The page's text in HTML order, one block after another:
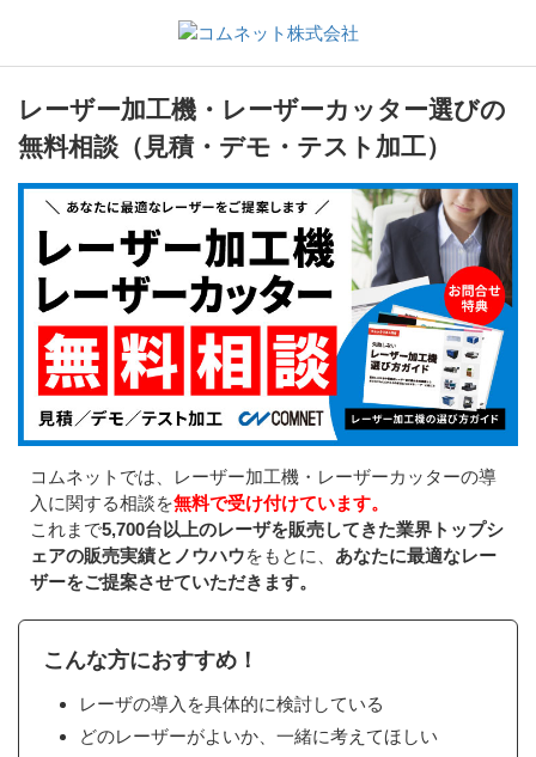
レーザー加工機・レーザーカッター選びの
無料相談（見積・デモ・テスト加工）
コムネットでは、レーザー加工機・レーザーカッターの導
入に関する相談を無料で受け付けています。
これまで5,700台以上のレーザを販売してきた業界トップシ
ェアの販売実績とノウハウをもとに、 あなたに最適なレー
ザーをご提案させていただきます。
こんな方におすすめ！
レーザの導入を具体的に検討している
どのレーザーがよいか、一緒に考えてほしい